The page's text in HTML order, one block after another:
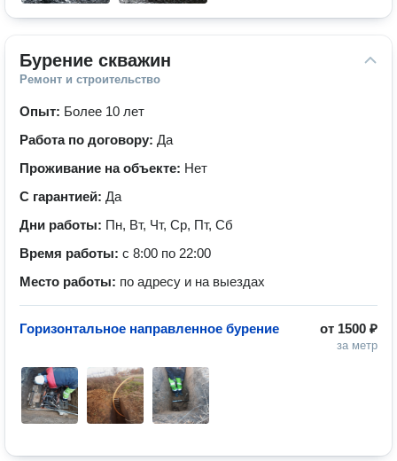
Бурение скважин
Ремонт и строительство
Опыт: Более 10 лет
Работа по договору: Да
Проживание на объекте: Нет
С гарантией: Да
Дни работы: Пн, Вт, Чт, Ср, Пт, Сб
Время работы: с 8:00 по 22:00
Место работы: по адресу и на выездах
от 1500 ₽
за метр
Горизонтальное направленное бурение